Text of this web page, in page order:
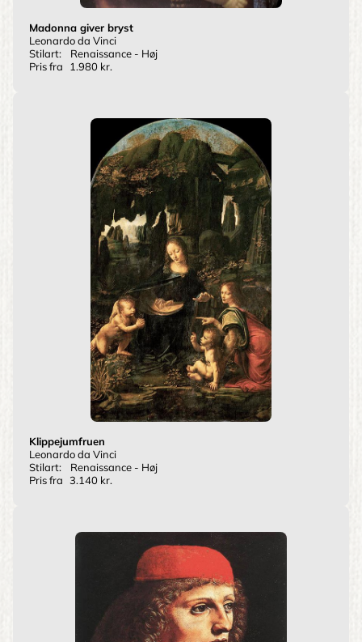
Madonna giver bryst
Leonardo da Vinci
Stilart:
Renaissance - Høj
Pris fra
1.980 kr.
Klippejumfruen
Leonardo da Vinci
Stilart:
Renaissance - Høj
Pris fra 3.140 kr.